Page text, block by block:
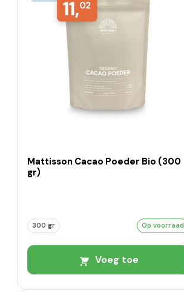
11,02
Mattisson Cacao Poeder Bio (300
gr)
300 gr Op voorraad
Voeg toe